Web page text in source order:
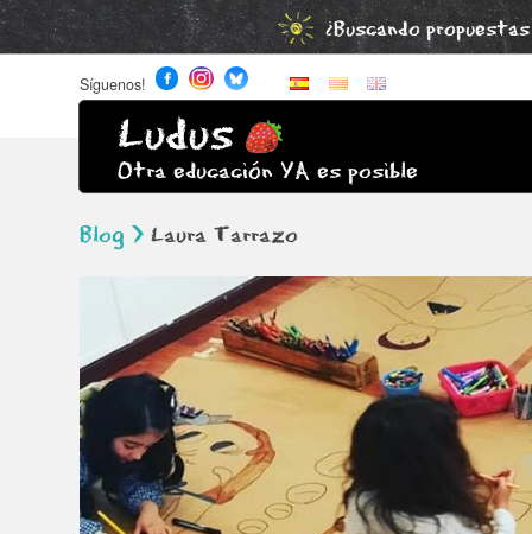
¿Buscando
Síguenos!
Ludus
Otra educación YA es posible
Blog > Laura Tarrazo